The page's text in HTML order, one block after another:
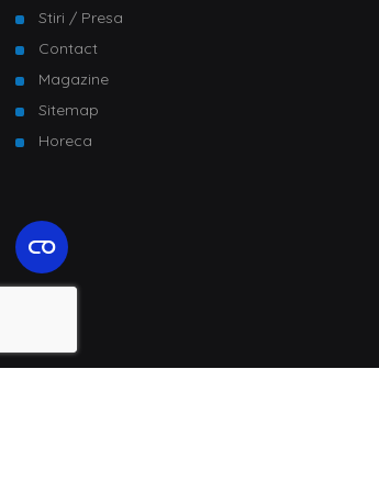
Stiri / Presa
Contact
Magazine
Sitemap
Horeca